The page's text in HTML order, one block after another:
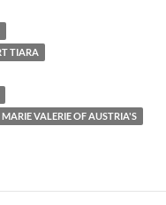
TIARA
MARIE VALERIE OF AUSTRIA'S